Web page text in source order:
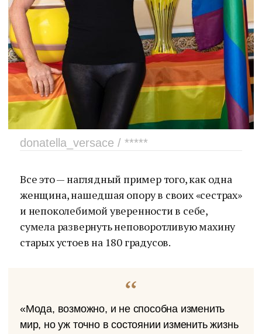
donatella_versace / *****
Все это — наглядный пример того, как одна
женщина, нашедшая опору в своих «сестрах»
и непоколебимой уверенности в себе,
сумела развернуть неповоротливую махину
старых устоев на 180 градусов.
«Мода, возможно, и не способна изменить
мир, но уж точно в состоянии изменить жизнь